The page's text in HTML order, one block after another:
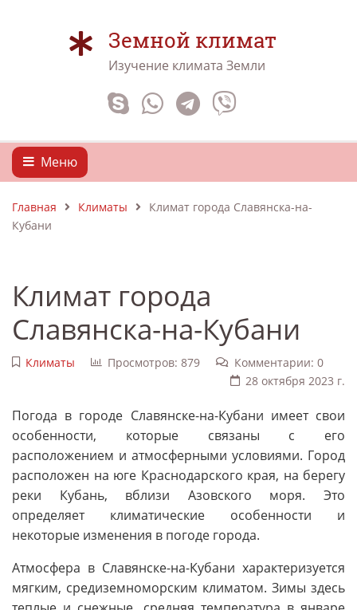
Земной климат
Изучение климата Земли
Меню
Главная Климаты
Климат города Славянска-на-
Кубани
Климат города
Славянска-на-Кубани
Климаты Просмотров: 879
Комментарии: 0
28 октября 2023 г.
Погода в городе Славянске-на-Кубани имеет свои
особенности, которые связаны с его
расположением и атмосферными условиями. Город
расположен на юге Краснодарского края, на берегу
реки Кубань, вблизи Азовского моря. Это
определяет климатические особенности и
некоторые изменения в погоде города.
Атмосфера в Славянске-на-Кубани характеризуется
мягким, средиземноморским климатом. Зимы здесь